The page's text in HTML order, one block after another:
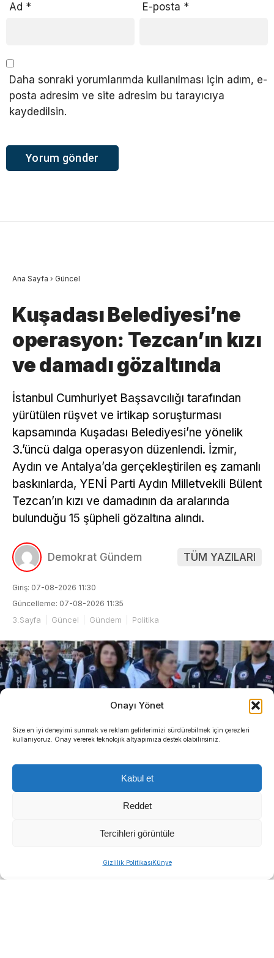
Onayı Yönet
Size en iyi deneyimi sunmak ve reklam gelirlerimizi sürdürebilmek için çerezleri
kullanıyoruz. Onay vererek teknolojik altyapımıza destek olabilirsiniz.
Kabul et
Reddet
Tercihleri görüntüle
Gizlilik PolitikasıKünye
Ad * E-posta *
Daha sonraki yorumlarımda kullanılması için adım, e-
posta adresim ve site adresim bu tarayıcıya
kaydedilsin.
Ana Sayfa › Güncel
Kuşadası Belediyesi’ne
operasyon: Tezcan’ın kızı
ve damadı gözaltında
İstanbul Cumhuriyet Başsavcılığı tarafından
yürütülen rüşvet ve irtikap soruşturması
kapsamında Kuşadası Belediyesi’ne yönelik
3.’üncü dalga operasyon düzenlendi. İzmir,
Aydın ve Antalya’da gerçekleştirilen eş zamanlı
baskınlarda, YENİ Parti Aydın Milletvekili Bülent
Tezcan’ın kızı ve damadının da aralarında
bulunduğu 15 şüpheli gözaltına alındı.
Demokrat Gündem TÜM YAZILARI
Giriş: 07-08-2026 11:30
Güncelleme: 07-08-2026 11:35
3.Sayfa Güncel Gündem Politika